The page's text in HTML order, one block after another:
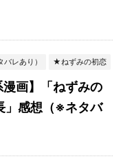
レあり） ★ねずみの初恋
漫画】「ねずみの
」感想（※ネタバ